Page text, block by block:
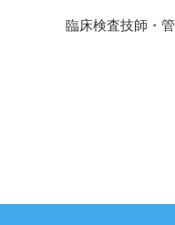
臨床検査技師・